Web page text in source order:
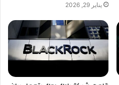
يناير 29, 2026